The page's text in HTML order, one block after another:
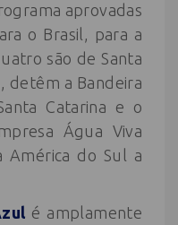
aprovadas
o Brasil, para a
são de Santa
detêm a Bandeira
Catarina e o
Água Viva
América do Sul a
é amplamente